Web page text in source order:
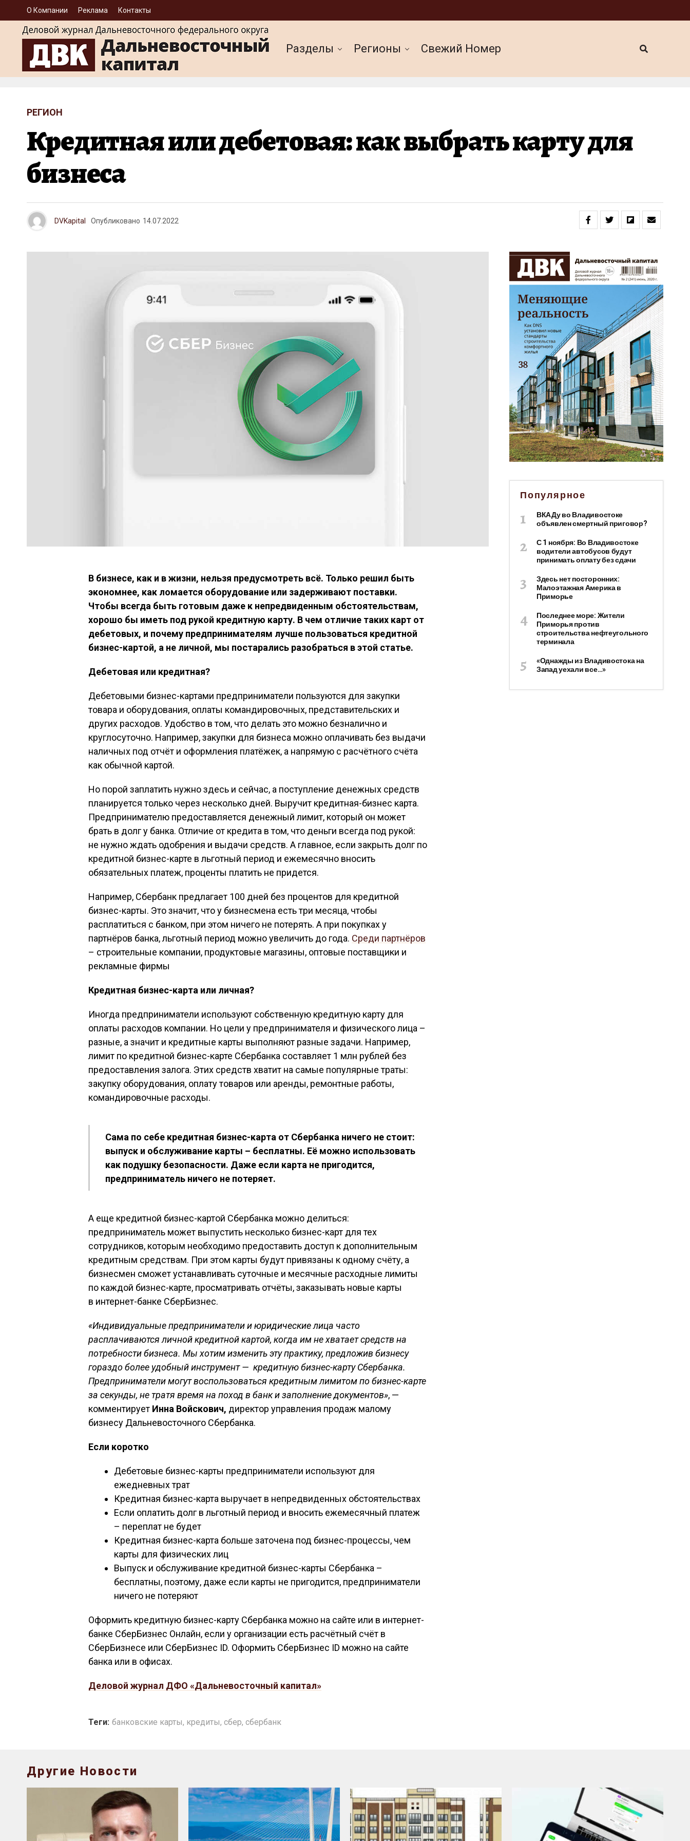
О Компании Реклама Контакты
Разделы Регионы Cвежий Номер
РЕГИОН
Кредитная или дебетовая: как выбрать карту для
бизнеса
DVKapital Опубликовано 14.07.2022
В бизнесе, как и в жизни, нельзя предусмотреть всё. Только решил быть
экономнее, как ломается оборудование или задерживают поставки.
Чтобы всегда быть готовым даже к непредвиденным обстоятельствам,
хорошо бы иметь под рукой кредитную карту. В чем отличие таких карт от
дебетовых, и почему предпринимателям лучше пользоваться кредитной
бизнес-картой, а не личной, мы постарались разобраться в этой статье.
Дебетовая или кредитная?
Дебетовыми бизнес-картами предприниматели пользуются для закупки
товара и оборудования, оплаты командировочных, представительских и
других расходов. Удобство в том, что делать это можно безналично и
круглосуточно. Например, закупки для бизнеса можно оплачивать без выдачи
наличных под отчёт и оформления платёжек, а напрямую с расчётного счёта
как обычной картой.
Но порой заплатить нужно здесь и сейчас, а поступление денежных средств
планируется только через несколько дней. Выручит кредитная-бизнес карта.
Предпринимателю предоставляется денежный лимит, который он может
брать в долг у банка. Отличие от кредита в том, что деньги всегда под рукой:
не нужно ждать одобрения и выдачи средств. А главное, если закрыть долг по
кредитной бизнес-карте в льготный период и ежемесячно вносить
обязательных платеж, проценты платить не придется.
Например, Сбербанк предлагает 100 дней без процентов для кредитной
бизнес-карты. Это значит, что у бизнесмена есть три месяца, чтобы
расплатиться с банком, при этом ничего не потерять. А при покупках у
партнёров банка, льготный период можно увеличить до года. Среди партнёров
– строительные компании, продуктовые магазины, оптовые поставщики и
рекламные фирмы
Кредитная бизнес-карта или личная?
Иногда предприниматели используют собственную кредитную карту для
оплаты расходов компании. Но цели у предпринимателя и физического лица –
разные, а значит и кредитные карты выполняют разные задачи. Например,
лимит по кредитной бизнес-карте Сбербанка составляет 1 млн рублей без
предоставления залога. Этих средств хватит на самые популярные траты:
закупку оборудования, оплату товаров или аренды, ремонтные работы,
командировочные расходы.
Сама по себе кредитная бизнес-карта от Сбербанка ничего не стоит:
выпуск и обслуживание карты – бесплатны. Её можно использовать
как подушку безопасности. Даже если карта не пригодится,
предприниматель ничего не потеряет.
А еще кредитной бизнес-картой Сбербанка можно делиться:
предприниматель может выпустить несколько бизнес-карт для тех
сотрудников, которым необходимо предоставить доступ к дополнительным
кредитным средствам. При этом карты будут привязаны к одному счёту, а
бизнесмен сможет устанавливать суточные и месячные расходные лимиты
по каждой бизнес-карте, просматривать отчёты, заказывать новые карты
в интернет-банке СберБизнес.
«Индивидуальные предприниматели и юридические лица часто
расплачиваются личной кредитной картой, когда им не хватает средств на
потребности бизнеса. Мы хотим изменить эту практику, предложив бизнесу
гораздо более удобный инструмент — кредитную бизнес-карту Сбербанка.
Предприниматели могут воспользоваться кредитным лимитом по бизнес-карте
за секунды, не тратя время на поход в банк и заполнение документов», —
комментирует Инна Войскович, директор управления продаж малому
бизнесу Дальневосточного Сбербанка.
Если коротко
Дебетовые бизнес-карты предприниматели используют для
ежедневных трат
Кредитная бизнес-карта выручает в непредвиденных обстоятельствах
Если оплатить долг в льготный период и вносить ежемесячный платеж
– переплат не будет
Кредитная бизнес-карта больше заточена под бизнес-процессы, чем
карты для физических лиц
Выпуск и обслуживание кредитной бизнес-карты Сбербанка –
бесплатны, поэтому, даже если карты не пригодится, предприниматели
ничего не потеряют
Оформить кредитную бизнес-карту Сбербанка можно на сайте или в интернет-
банке СберБизнес Онлайн, если у организации есть расчётный счёт в
СберБизнесе или СберБизнес ID. Оформить СберБизнес ID можно на сайте
банка или в офисах.
Деловой журнал ДФО «Дальневосточный капитал»
Теги: банковские карты, кредиты, сбер, сбербанк
Популярное
ВКАДу во Владивостоке
объявлен смертный приговор?
С 1 ноября: Во Владивостоке
водители автобусов будут
принимать оплату без сдачи
Здесь нет посторонних:
Малоэтажная Америка в
Приморье
Последнее море: Жители
Приморья против
строительства нефтеугольного
терминала
«Однажды из Владивостока на
Запад уехали все…»
Другие Новости